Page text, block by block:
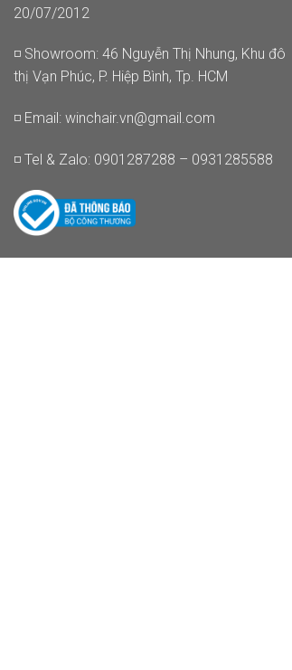
20/07/2012
◽ Showroom: 46 Nguyễn Thị Nhung, Khu đô
thị Vạn Phúc, P. Hiệp Bình, Tp. HCM
◽ Email: winchair.vn@gmail.com
◽ Tel & Zalo: 0901287288 – 0931285588